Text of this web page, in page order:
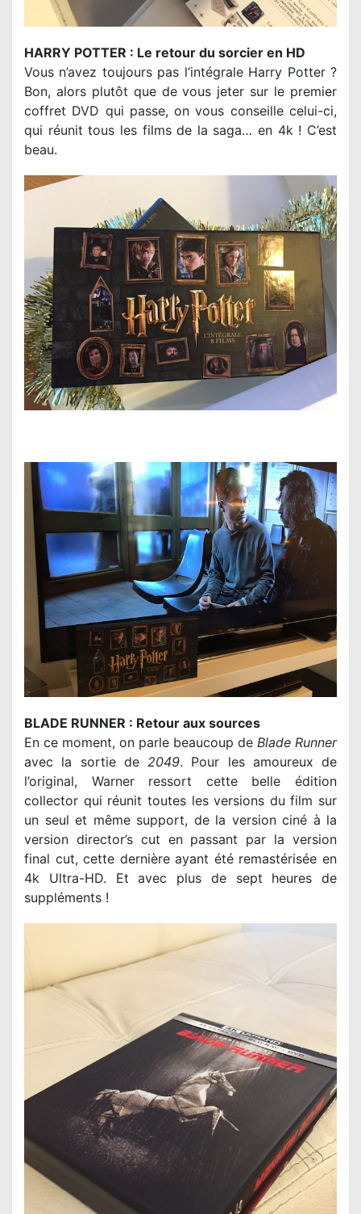
HARRY POTTER : Le retour du sorcier en HD
Vous n’avez toujours pas l’intégrale Harry Potter ?
Bon, alors plutôt que de vous jeter sur le premier
coffret DVD qui passe, on vous conseille celui-ci,
qui réunit tous les films de la saga… en 4k ! C’est
beau.
BLADE RUNNER : Retour aux sources
En ce moment, on parle beaucoup de Blade Runner
avec la sortie de 2049. Pour les amoureux de
l’original, Warner ressort cette belle édition
collector qui réunit toutes les versions du film sur
un seul et même support, de la version ciné à la
version director’s cut en passant par la version
final cut, cette dernière ayant été remastérisée en
4k Ultra-HD. Et avec plus de sept heures de
suppléments !